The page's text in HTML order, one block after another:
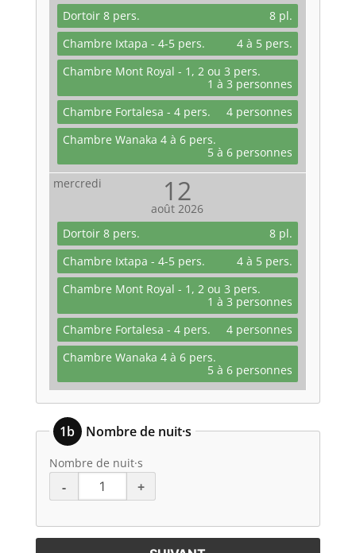
Dortoir 8 pers.
8 pl.
Chambre Ixtapa - 4-5 pers.
4 à 5 pers.
Chambre Mont Royal - 1, 2 ou 3 pers.
1 à 3 personnes
Chambre Fortalesa - 4 pers.
4 personnes
Chambre Wanaka 4 à 6 pers.
5 à 6 personnes
mercredi 12
août 2026
Dortoir 8 pers.
8 pl.
Chambre Ixtapa - 4-5 pers.
4 à 5 pers.
Chambre Mont Royal - 1, 2 ou 3 pers.
1 à 3 personnes
Chambre Fortalesa - 4 pers.
4 personnes
Chambre Wanaka 4 à 6 pers.
5 à 6 personnes
1b Nombre de nuit·s
Nombre de nuit·s
- +